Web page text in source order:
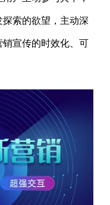
索的欲望，主动深
销宣传的时效化、可